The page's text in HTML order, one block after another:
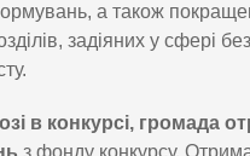
а також
задіяних у сфері
в конкурсі, громада